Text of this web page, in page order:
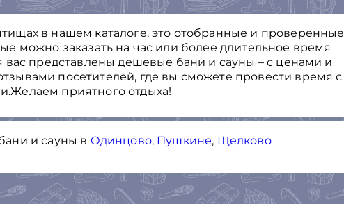
в нашем каталоге, это отобранные и проверенные
можно заказать на час или более длительное время
вас представлены дешевые бани и сауны – с ценами и
посетителей, где вы сможете провести время с
приятного отдыха!
и сауны в Одинцово, Пушкине, Щелково